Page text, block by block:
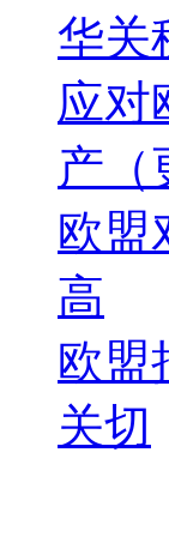
华关
应对
产（
欧盟
高
欧盟
关切